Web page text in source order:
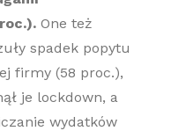
One też
spadek popytu
firmy (58 proc.),
je lockdown, a
wydatków